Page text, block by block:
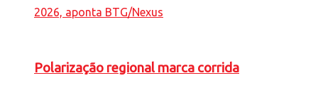
Polarização regional marca corrida